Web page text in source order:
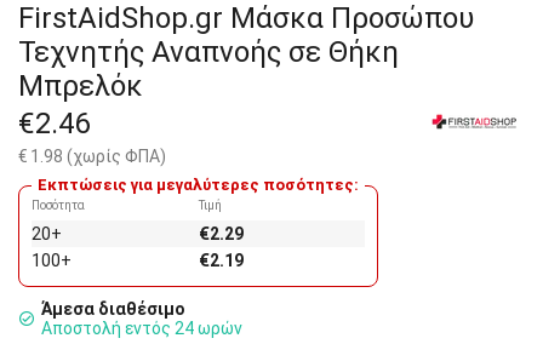
FirstAidShop.gr Μάσκα Προσώπου
Τεχνητής Αναπνοής σε Θήκη
Μπρελόκ
€2.46
€ 1.98 (χωρίς ΦΠΑ)
Εκπτώσεις για μεγαλύτερες ποσότητες:
Ποσότητα
20+
100+
Τιμή
€2.29
€2.19
Άμεσα διαθέσιμο
Αποστολή εντός 24 ωρών